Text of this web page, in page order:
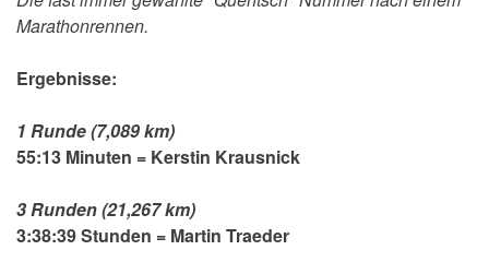
Marathonrennen.
Ergebnisse:
1 Runde (7,089 km)
55:13 Minuten = Kerstin Krausnick
3 Runden (21,267 km)
3:38:39 Stunden = Martin Traeder